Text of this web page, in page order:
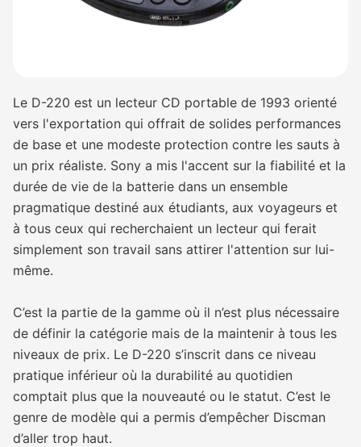
Le D-220 est un lecteur CD portable de 1993 orienté
vers l'exportation qui offrait de solides performances
de base et une modeste protection contre les sauts à
un prix réaliste. Sony a mis l'accent sur la fiabilité et la
durée de vie de la batterie dans un ensemble
pragmatique destiné aux étudiants, aux voyageurs et
à tous ceux qui recherchaient un lecteur qui ferait
simplement son travail sans attirer l'attention sur lui-
même.
C’est la partie de la gamme où il n’est plus nécessaire
de définir la catégorie mais de la maintenir à tous les
niveaux de prix. Le D-220 s’inscrit dans ce niveau
pratique inférieur où la durabilité au quotidien
comptait plus que la nouveauté ou le statut. C’est le
genre de modèle qui a permis d’empêcher Discman
d’aller trop haut.